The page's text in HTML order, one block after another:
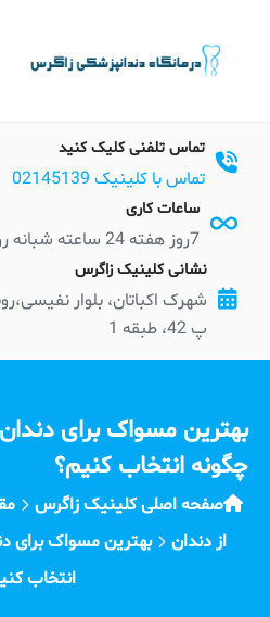
content
تماس تلفنی کلیک کنید
تماس با کلینیک 02145139
ساعات کاری
7روز هفته 24 ساعته شبانه روزی بدون تعطیلی
نشانی کلینیک زاگرس
پ 42، طبقه 1
بهترین مسواک برای
چگونه انتخاب کنیم؟
صفحه اصلی کلینیک زاگرس
از دندان
بهترین مسواک برای
انتخاب